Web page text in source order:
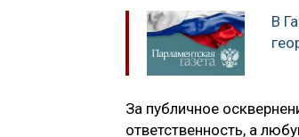
В
За публичное
ответственность, а